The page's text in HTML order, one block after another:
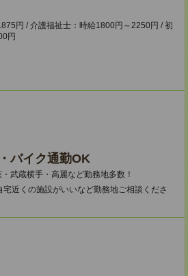
円 / 介護福祉士：時給1800円～2250円 / 初
円
バイク通勤OK
武蔵横手・高麗など勤務地多数！
近くの施設がいいなど勤務地ご相談くださ